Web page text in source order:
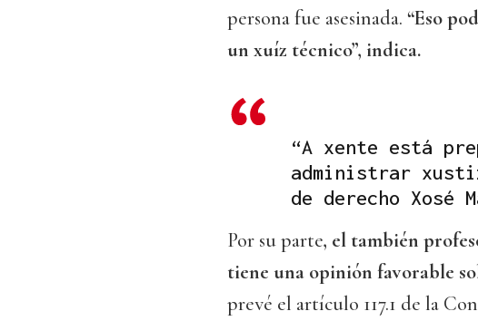
persona fue asesinada. “Eso
un xuíz técnico”, indica.
“A xente está
administrar
de derecho Xosé
Por su parte, el también
tiene una opinión favorable
prevé el artículo 117.1 de la